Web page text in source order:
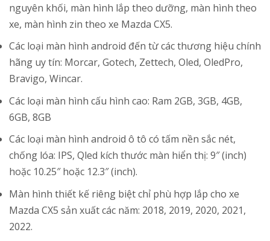
nguyên khối, màn hình lắp theo dưỡng, màn hình theo
xe, màn hình zin theo xe Mazda CX5.
Các loại màn hình android đến từ các thương hiệu chính
hãng uy tín: Morcar, Gotech, Zettech, Oled, OledPro,
Bravigo, Wincar.
Các loại màn hình cấu hình cao: Ram 2GB, 3GB, 4GB,
6GB, 8GB
Các loại màn hình android ô tô có tấm nền sắc nét,
chống lóa: IPS, Qled kích thước màn hiển thị: 9″ (inch)
hoặc 10.25″ hoặc 12.3″ (inch).
Màn hình thiết kế riêng biệt chỉ phù hợp lắp cho xe
Mazda CX5 sản xuất các năm: 2018, 2019, 2020, 2021,
2022.